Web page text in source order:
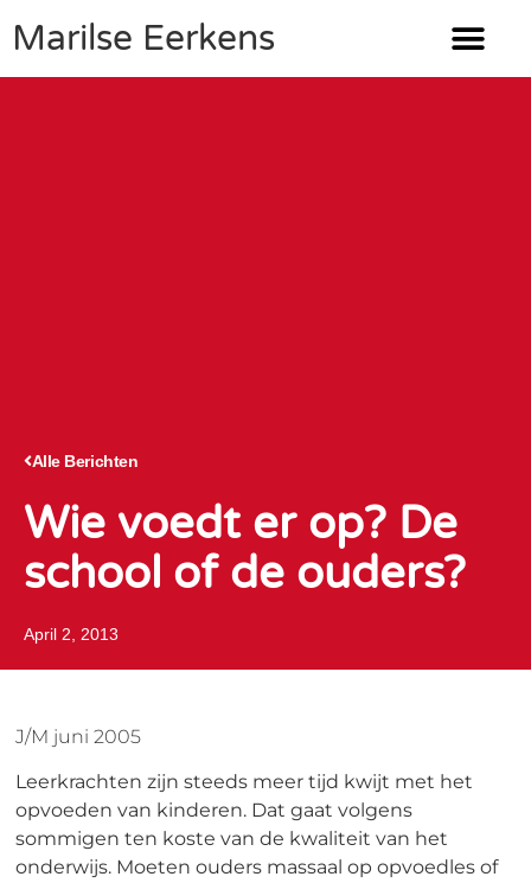
Marilse Eerkens
Alle Berichten
Wie voedt er op? De
school of de ouders?
April 2, 2013
J/M juni 2005
Leerkrachten zijn steeds meer tijd kwijt met het
opvoeden van kinderen. Dat gaat volgens
sommigen ten koste van de kwaliteit van het
onderwijs. Moeten ouders massaal op opvoedles of